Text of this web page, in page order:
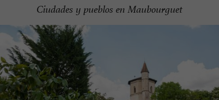
Ciudades y pueblos en Maubourguet